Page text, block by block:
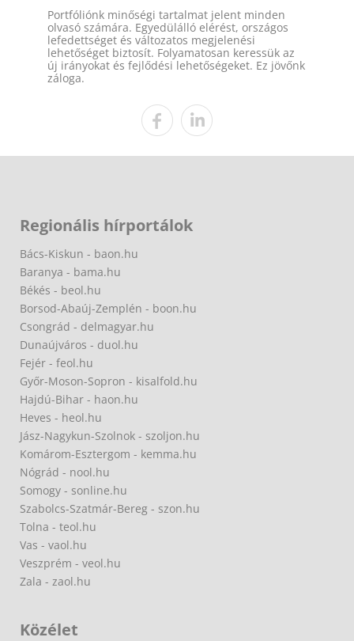
Portfóliónk minőségi tartalmat jelent minden
olvasó számára. Egyedülálló elérést, országos
lefedettséget és változatos megjelenési
lehetőséget biztosít. Folyamatosan keressük az
új irányokat és fejlődési lehetőségeket. Ez jövőnk
záloga.
Regionális hírportálok
Bács-Kiskun - baon.hu
Baranya - bama.hu
Békés - beol.hu
Borsod-Abaúj-Zemplén - boon.hu
Csongrád - delmagyar.hu
Dunaújváros - duol.hu
Fejér - feol.hu
Győr-Moson-Sopron - kisalfold.hu
Hajdú-Bihar - haon.hu
Heves - heol.hu
Jász-Nagykun-Szolnok - szoljon.hu
Komárom-Esztergom - kemma.hu
Nógrád - nool.hu
Somogy - sonline.hu
Szabolcs-Szatmár-Bereg - szon.hu
Tolna - teol.hu
Vas - vaol.hu
Veszprém - veol.hu
Zala - zaol.hu
Közélet